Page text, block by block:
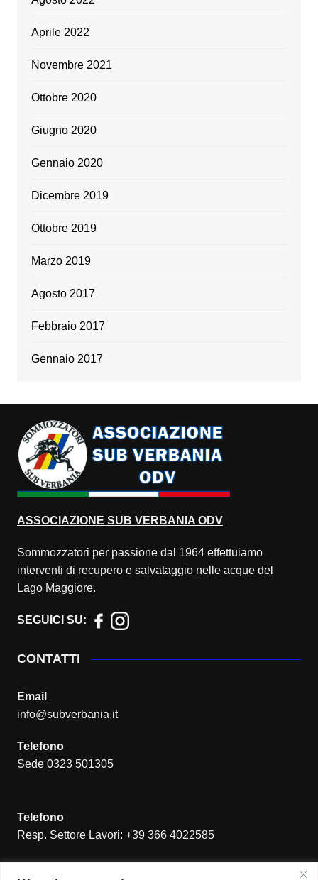
Aprile 2022
Novembre 2021
Ottobre 2020
Giugno 2020
Gennaio 2020
Dicembre 2019
Ottobre 2019
Marzo 2019
Agosto 2017
Febbraio 2017
Gennaio 2017
ASSOCIAZIONE SUB VERBANIA ODV
Sommozzatori per passione dal 1964 effettuiamo
interventi di recupero e salvataggio nelle acque del
Lago Maggiore.
SEGUICI SU:
CONTATTI
Email
info@subverbania.it
Telefono
Sede 0323 501305
Telefono
Resp. Settore Lavori: +39 366 4022585